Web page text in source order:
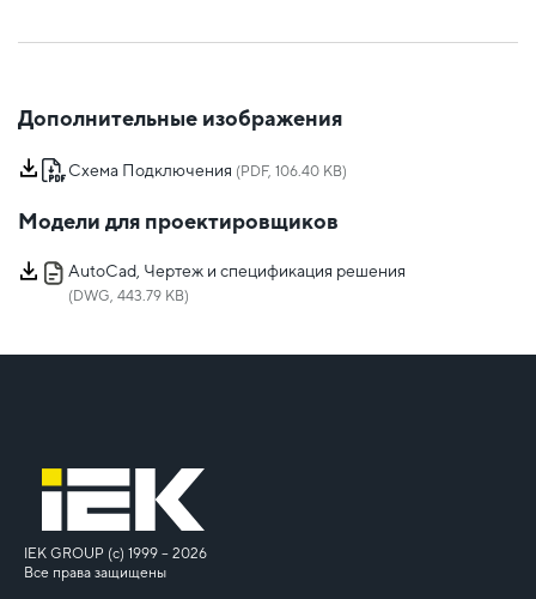
Дополнительные изображения
Схема Подключения (PDF, 106.40 KB)
Модели для проектировщиков
AutoCad, Чертеж и спецификация решения
(DWG, 443.79 KB)
IEK GROUP (c) 1999 – 2026
Все права защищены